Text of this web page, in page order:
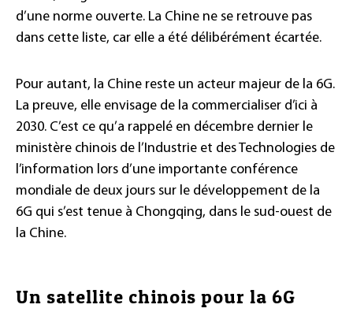
d’une norme ouverte. La Chine ne se retrouve pas
dans cette liste, car elle a été délibérément écartée.
Pour autant, la Chine reste un acteur majeur de la 6G.
La preuve, elle envisage de la commercialiser d’ici à
2030. C’est ce qu’a rappelé en décembre dernier le
ministère chinois de l’Industrie et des Technologies de
l’information lors d’une importante conférence
mondiale de deux jours sur le développement de la
6G qui s’est tenue à Chongqing, dans le sud-ouest de
la Chine.
Un satellite chinois pour la 6G